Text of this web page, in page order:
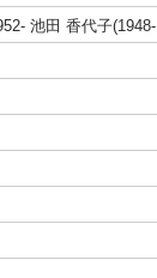
池田 香代子